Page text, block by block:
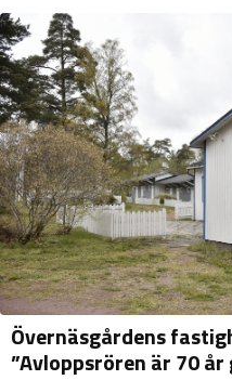
Övernäsgårdens
”Avloppsrören är 70 år